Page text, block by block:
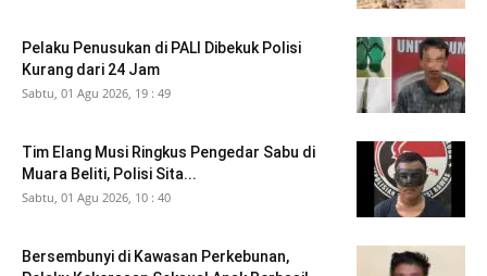
Pelaku Penusukan di PALI Dibekuk Polisi
Kurang dari 24 Jam
Sabtu, 01 Agu 2026, 19 : 49
Tim Elang Musi Ringkus Pengedar Sabu di
Muara Beliti, Polisi Sita...
Sabtu, 01 Agu 2026, 10 : 40
Bersembunyi di Kawasan Perkebunan,